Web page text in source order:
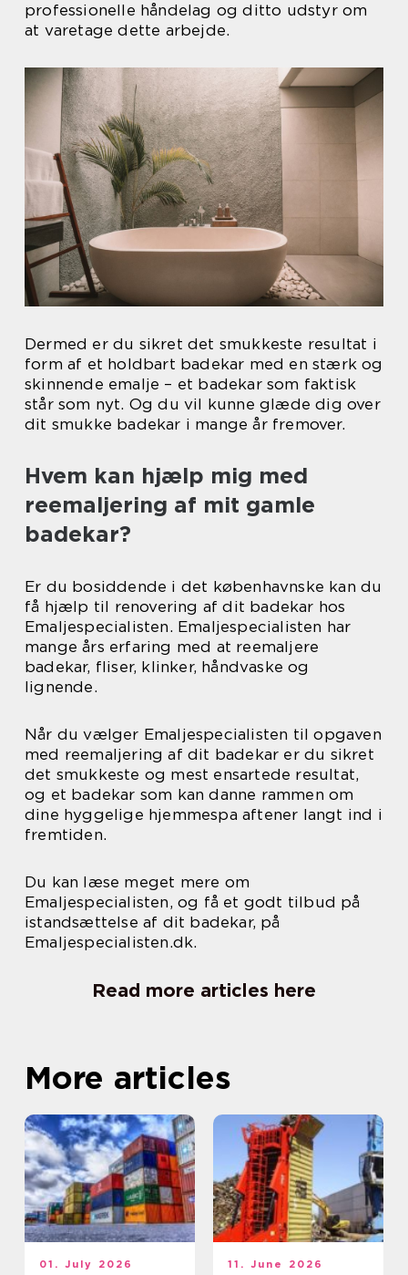
professionelle håndelag og ditto udstyr om
at varetage dette arbejde.
Dermed er du sikret det smukkeste resultat i
form af et holdbart badekar med en stærk og
skinnende emalje – et badekar som faktisk
står som nyt. Og du vil kunne glæde dig over
dit smukke badekar i mange år fremover.
Hvem kan hjælp mig med
reemaljering af mit gamle
badekar?
Er du bosiddende i det københavnske kan du
få hjælp til renovering af dit badekar hos
Emaljespecialisten. Emaljespecialisten har
mange års erfaring med at reemaljere
badekar, fliser, klinker, håndvaske og
lignende.
Når du vælger Emaljespecialisten til opgaven
med reemaljering af dit badekar er du sikret
det smukkeste og mest ensartede resultat,
og et badekar som kan danne rammen om
dine hyggelige hjemmespa aftener langt ind i
fremtiden.
Du kan læse meget mere om
Emaljespecialisten, og få et godt tilbud på
istandsættelse af dit badekar, på
Emaljespecialisten.dk.
Read more articles here
More articles
01. July 2026 11. June 2026